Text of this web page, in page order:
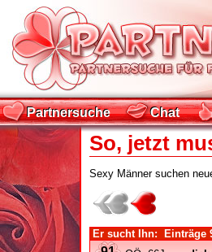
Partnersuche
Partnersuche Chat
Chat
So, jetzt
Sexy Männer suchen
Er sucht Ihn: Einträge